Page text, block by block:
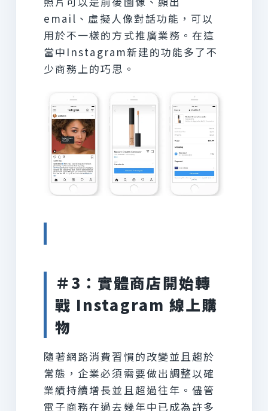
email、虛擬人像對話功能，可以
用於不一樣的方式推廣業務。在這
當中Instagram新建的功能多了不
少商務上的巧思。
＃3：實體商店開始轉
戰 Instagram 線上購
物
隨著網路消費習慣的改變並且趨於
常態，企業必須需要做出調整以確
業績持續增長並且超過往年。儘管
電子商務在過去幾年中已成為許多